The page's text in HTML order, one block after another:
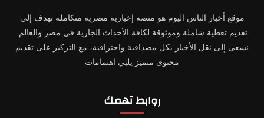
موقع أخبار الناس اليوم هو منصة إخبارية مصرية متكاملة تهدف إلى
تقديم تغطية شاملة وموثوقة لكافة الأحداث الجارية في مصر والعالم.
نسعى إلى نقل الأخبار بكل مصداقية واحترافية، مع التركيز على تقديم
محتوى متميز يلبي اهتمامات
روابط تهمك